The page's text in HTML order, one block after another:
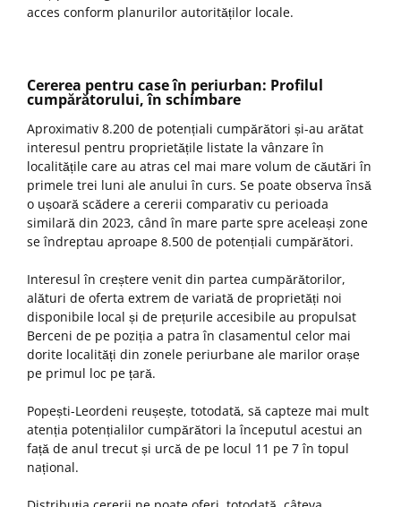
acces conform planurilor autorităților locale.
Cererea pentru case în periurban: Profilul
cumpărătorului, în schimbare
Aproximativ 8.200 de potențiali cumpărători și-au arătat
interesul pentru proprietățile listate la vânzare în
localitățile care au atras cel mai mare volum de căutări în
primele trei luni ale anului în curs. Se poate observa însă
o ușoară scădere a cererii comparativ cu perioada
similară din 2023, când în mare parte spre aceleași zone
se îndreptau aproape 8.500 de potențiali cumpărători.
Interesul în creștere venit din partea cumpărătorilor,
alături de oferta extrem de variată de proprietăți noi
disponibile local și de prețurile accesibile au propulsat
Berceni de pe poziția a patra în clasamentul celor mai
dorite localități din zonele periurbane ale marilor orașe
pe primul loc pe țară.
Popești-Leordeni reușește, totodată, să capteze mai mult
atenția potențialilor cumpărători la începutul acestui an
față de anul trecut și urcă de pe locul 11 pe 7 în topul
național.